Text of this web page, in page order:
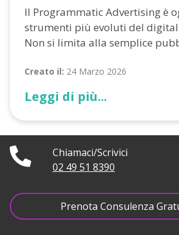
Il Programmatic Advertising è
strumenti più evoluti del
Non si limita alla semplice
Creato il: 24 Marzo 2026
Leggi di più...
Chiamaci/Scrivici
02 49 51 8390
Prenota Consulenza